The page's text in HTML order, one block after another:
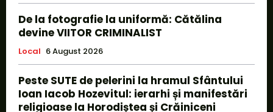
De la fotografie la uniformă: Cătălina
devine VIITOR CRIMINALIST
Local 6 August 2026
Peste SUTE de pelerini la hramul Sfântului
Ioan Iacob Hozevitul: ierarhi și manifestări
religioase la Horodiștea și Crăiniceni